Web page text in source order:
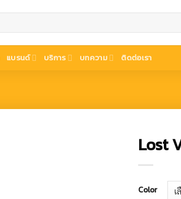
แบรนด์ บริการ บทความ ติดต่อเรา
Lost
Color